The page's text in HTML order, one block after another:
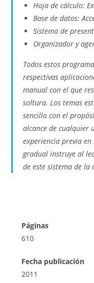
Hoja de cálculo:
Base de datos:
Sistema de
Organizador y
Todos estos
respectivas
manual con el que
soltura. Los temas
sencillo con el
alcance de cualquier
experiencia previa
gradual instruye al
de este sistema de la
Páginas
610
Fecha publicación
2011